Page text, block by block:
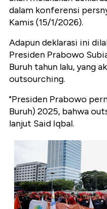
dalam konferensi
Kamis (15/1/2026).
Adapun deklarasi ini
Presiden Prabowo
Buruh tahun lalu, yang
outsourching.
"Presiden Prabowo
Buruh) 2025, bahwa
lanjut Said Iqbal.